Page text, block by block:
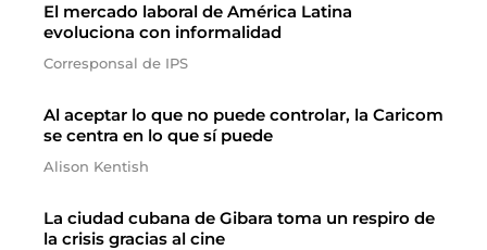
El mercado laboral de América Latina
evoluciona con informalidad
Corresponsal de IPS
Al aceptar lo que no puede controlar, la Caricom
se centra en lo que sí puede
Alison Kentish
La ciudad cubana de Gibara toma un respiro de
la crisis gracias al cine